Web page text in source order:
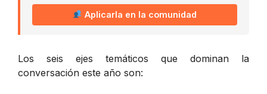
Aplicarla en la comunidad
Los seis ejes temáticos que dominan la
conversación este año son: